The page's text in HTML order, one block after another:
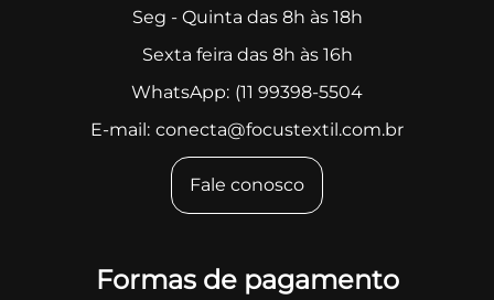
Seg - Quinta das 8h às 18h
Sexta feira das 8h às 16h
WhatsApp: (11 99398-5504
E-mail: conecta@focustextil.com.br
Fale conosco
Formas de pagamento